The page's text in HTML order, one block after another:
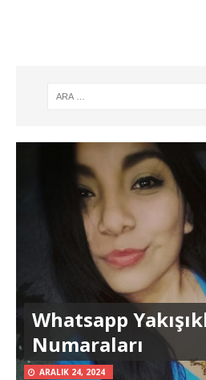
Whatsapp
Numaraları
ARALIK 24, 2024